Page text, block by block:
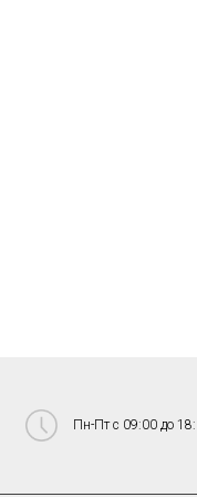
Пн-Пт с 09:00 до